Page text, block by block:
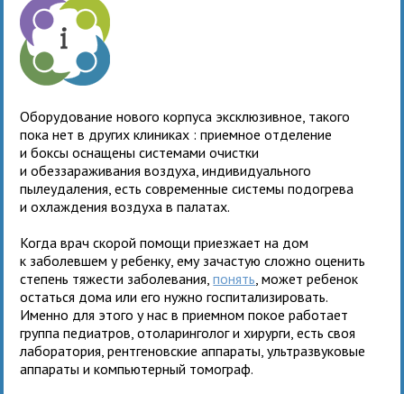
Оборудование нового корпуса эксклюзивное, такого
пока нет в других клиниках : приемное отделение
и боксы оснащены системами очистки
и обеззараживания воздуха, индивидуального
пылеудаления, есть современные системы подогрева
и охлаждения воздуха в палатах.
Когда врач скорой помощи приезжает на дом
к заболевшем у ребенку, ему зачастую сложно оценить
степень тяжести заболевания,понять , может ребенок
остаться дома или его нужно госпитализировать.
Именно для этого у нас в приемном покое работает
группа педиатров, отоларинголог и хирурги, есть своя
лаборатория, рентгеновские аппараты, ультразвуковые
аппараты и компьютерный томограф.